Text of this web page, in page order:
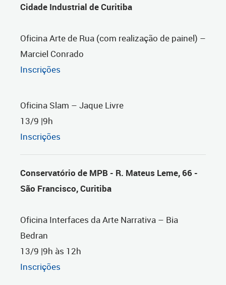
Cidade Industrial de Curitiba
Oficina Arte de Rua (com realização de painel) –
Marciel Conrado
Inscrições
Oficina Slam – Jaque Livre
13/9 |9h
Inscrições
Conservatório de MPB - R. Mateus Leme, 66 -
São Francisco, Curitiba
Oficina Interfaces da Arte Narrativa – Bia
Bedran
13/9 |9h às 12h
Inscrições